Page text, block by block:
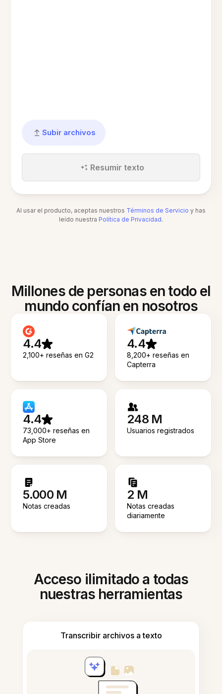
Subir archivos
Resumir texto
Al usar el producto, aceptas nuestros Términos de Servicio y has
leído nuestra Política de Privacidad.
Millones de personas en todo el
mundo confían en nosotros
4.4
2,100+ reseñas en G2
4.4
8,200+ reseñas en
Capterra
4.4
73,000+ reseñas en
App Store
248 M
Usuarios registrados
5.000 M
Notas creadas
2 M
Notas creadas
diariamente
Acceso ilimitado a todas
nuestras herramientas
Transcribir archivos a texto